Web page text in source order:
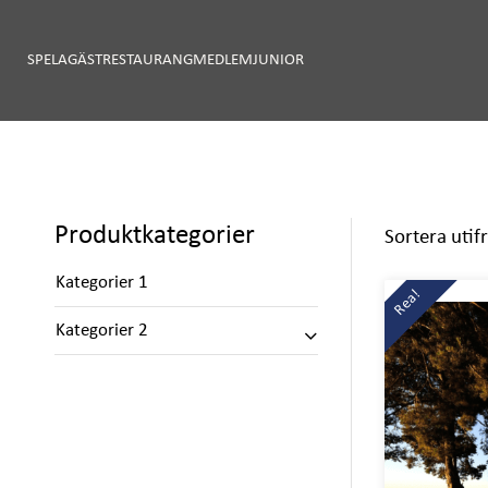
SPELAGÄSTRESTAURANGMEDLEMJUNIOR
Produktkategorier
Kategorier 1
Kategorier 2
Sortera
Rea!